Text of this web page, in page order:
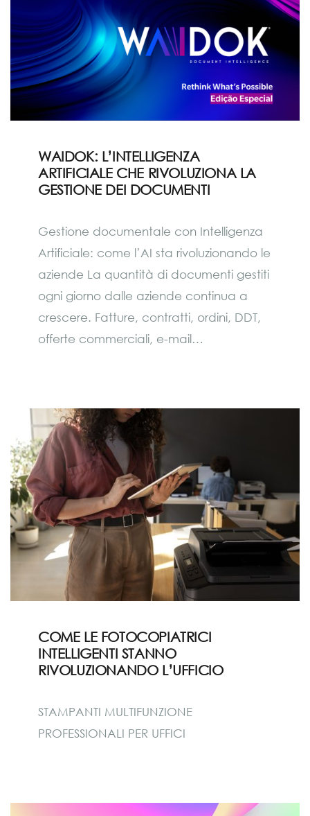
WAIDOK: L’INTELLIGENZA
ARTIFICIALE CHE RIVOLUZIONA LA
GESTIONE DEI DOCUMENTI
Gestione documentale con Intelligenza
Artificiale: come l’AI sta rivoluzionando le
aziende La quantità di documenti gestiti
ogni giorno dalle aziende continua a
crescere. Fatture, contratti, ordini, DDT,
offerte commerciali, e-mail…
COME LE FOTOCOPIATRICI
INTELLIGENTI STANNO
RIVOLUZIONANDO L’UFFICIO
STAMPANTI MULTIFUNZIONE
PROFESSIONALI PER UFFICI